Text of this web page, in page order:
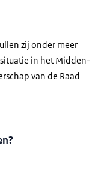
zij onder meer
in het Midden-
van de Raad